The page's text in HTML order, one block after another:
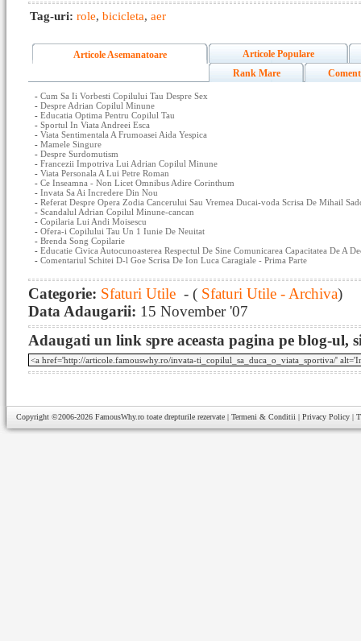
Tag-uri: role, bicicleta, aer
Articole Asemanatoare
Articole Populare
Rank Mare
- Cum Sa Ii Vorbesti Copilului Tau Despre Sex
- Despre Adrian Copilul Minune
- Educatia Optima Pentru Copilul Tau
- Sportul In Viata Andreei Esca
- Viata Sentimentala A Frumoasei Aida Yespica
- Mamele Singure
- Despre Surdomutism
- Francezii Impotriva Lui Adrian Copilul Minune
- Viata Personala A Lui Petre Roman
- Ce Inseamna - Non Licet Omnibus Adire Corinthum
- Invata Sa Ai Incredere Din Nou
- Referat Despre Opera Zodia Cancerului Sau Vremea Ducai-voda Scrisa De Mihail
- Scandalul Adrian Copilul Minune-cancan
- Copilaria Lui Andi Moisescu
- Ofera-i Copilului Tau Un 1 Iunie De Neuitat
- Brenda Song Copilarie
- Educatie Civica Autocunoasterea Respectul De Sine Comunicarea Capacitatea De A
- Comentariul Schitei D-l Goe Scrisa De Ion Luca Caragiale - Prima Parte
Categorie: Sfaturi Utile - ( Sfaturi Utile - Archiva)
Data Adaugarii: 15 November '07
Adaugati un link spre aceasta pagina pe blog-ul,
Copyright ©2006-2026 FamousWhy.ro toate drepturile rezervate | Termeni & Conditii | Privacy Policy |